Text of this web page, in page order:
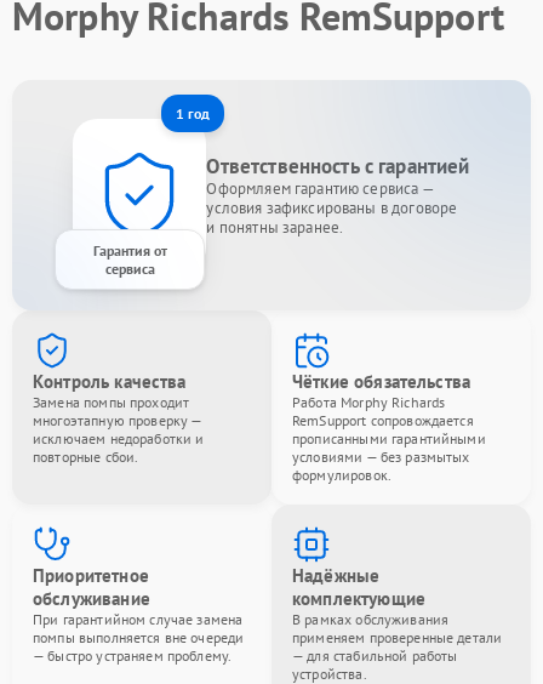
Morphy Richards RemSupport
1 год
Гарантия от
сервиса
Ответственность с гарантией
Оформляем гарантию сервиса —
условия зафиксированы в договоре
и понятны заранее.
Контроль качества
Замена помпы проходит
многоэтапную проверку —
исключаем недоработки и
повторные сбои.
Чёткие обязательства
Работа Morphy Richards
RemSupport сопровождается
прописанными гарантийными
условиями — без размытых
формулировок.
Приоритетное
обслуживание
При гарантийном случае замена
помпы выполняется вне очереди
— быстро устраняем проблему.
Надёжные
комплектующие
В рамках обслуживания
применяем проверенные детали
— для стабильной работы
устройства.